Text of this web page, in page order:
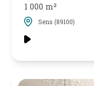
1 000 m²
Sens (89100)